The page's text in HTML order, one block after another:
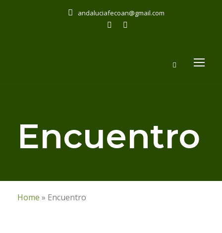
andaluciafecoan@gmail.com
Encuentro
Home » Encuentro